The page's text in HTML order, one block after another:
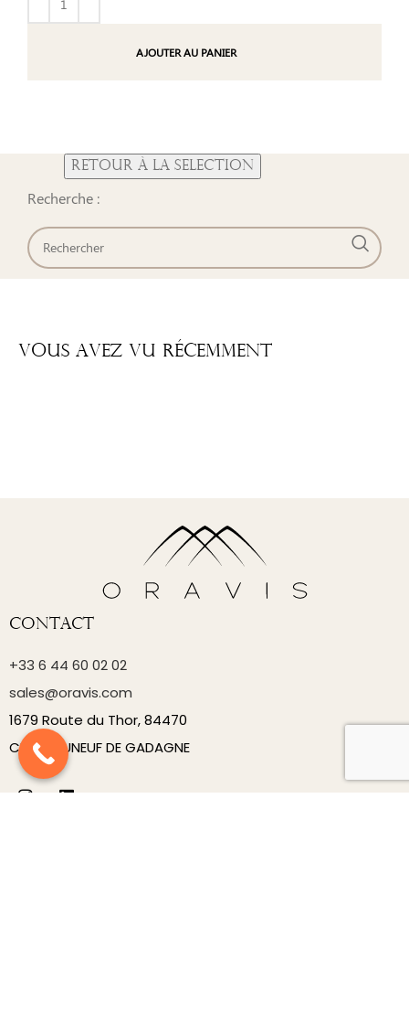
AJOUTER AU PANIER
Recherche :
Vous Avez Vu Récemment
Contact
+33 6 44 60 02 02
sales@oravis.com
1679 Route du Thor, 84470
CHATEAUNEUF DE GADAGNE